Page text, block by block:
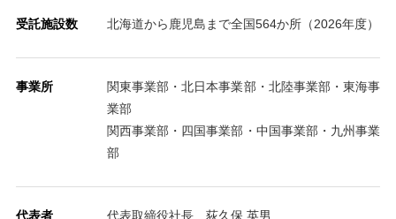
受託施設数 北海道から鹿児島まで全国564か所（2026年度）
事業所
関東事業部・北日本事業部・北陸事業部・東海事
業部
関西事業部・四国事業部・中国事業部・九州事業
部
代表者 代表取締役社長 荻久保 英男